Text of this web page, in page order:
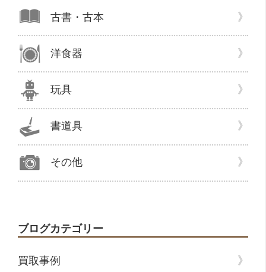
古書・古本
洋食器
玩具
書道具
その他
ブログカテゴリー
買取事例